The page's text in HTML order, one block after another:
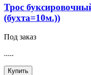
Трос
(бухта=10м.))
Под заказ
.....
Купить